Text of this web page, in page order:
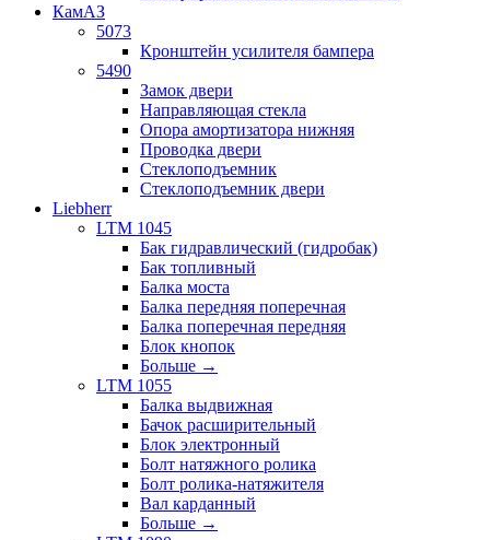
КамАЗ
5073
Кронштейн усилителя бампера
5490
Замок двери
Направляющая стекла
Опора амортизатора нижняя
Проводка двери
Стеклоподъемник
Стеклоподъемник двери
Liebherr
LTM 1045
Бак гидравлический (гидробак)
Бак топливный
Балка моста
Балка передняя поперечная
Балка поперечная передняя
Блок кнопок
Больше →
LTM 1055
Балка выдвижная
Бачок расширительный
Блок электронный
Болт натяжного ролика
Болт ролика-натяжителя
Вал карданный
Больше →